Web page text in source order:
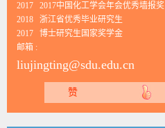
2017 2017中国化工学会年会优秀墙报奖
2018 浙江省优秀毕业研究生
2017 博士研究生国家奖学金
邮箱 :
liujingting@sdu.edu.cn
赞